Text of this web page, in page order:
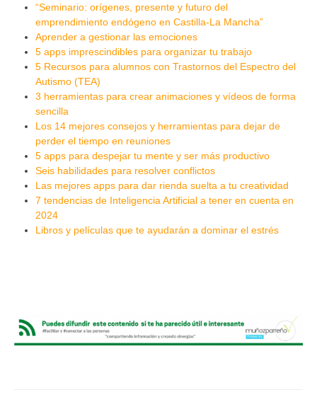
“Seminario: orígenes, presente y futuro del
emprendimiento endógeno en Castilla-La Mancha”
Aprender a gestionar las emociones
5 apps imprescindibles para organizar tu trabajo
5 Recursos para alumnos con Trastornos del Espectro del
Autismo (TEA)
3 herramientas para crear animaciones y vídeos de forma
sencilla
Los 14 mejores consejos y herramientas para dejar de
perder el tiempo en reuniones
5 apps para despejar tu mente y ser más productivo
Seis habilidades para resolver conflictos
Las mejores apps para dar rienda suelta a tu creatividad
7 tendencias de Inteligencia Artificial a tener en cuenta en
2024
Libros y películas que te ayudarán a dominar el estrés